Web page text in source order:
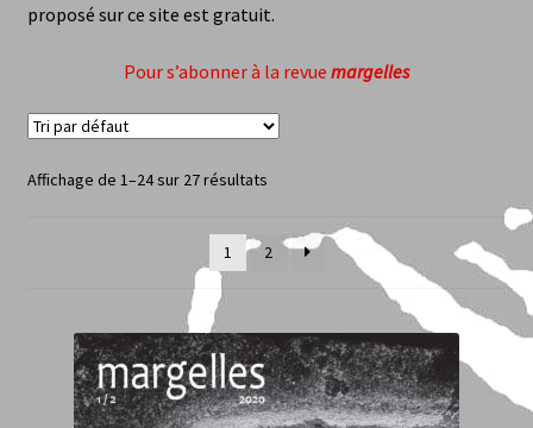
Anne Barbusse
Aurelia Gantier
proposé sur ce site est gratuit.
Pour s’abonner à la revue margelles
Affichage de 1–24 sur 27 résultats
1 2